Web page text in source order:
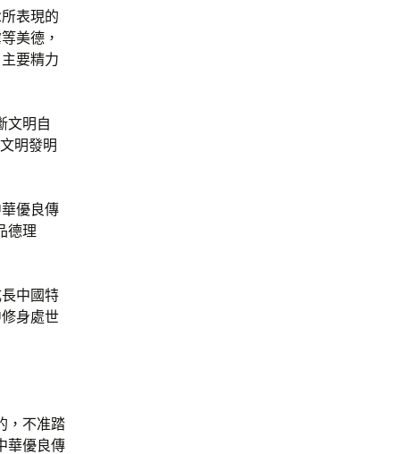
表現的
美德，
要精力
文明自
明發明
優良傳
德理
中國特
身處世
，不准踏
華優良傳